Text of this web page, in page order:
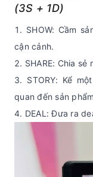
(3S + 1D)
SHOW: Cầm
cận cảnh.
SHARE: Chia
STORY: Kể
quan đến sản
DEAL: Đưa ra